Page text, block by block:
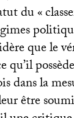
du «
que le
qu’il
dans la
être